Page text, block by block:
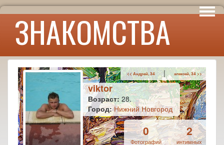
ЗНАКОМСТВА
Интересы
Юмор
viktor
Возраст:28.
Город: Нижний Новгород
<< Андрей, 34 | алексей, 34 >>
0
Фотографий
2
интимных